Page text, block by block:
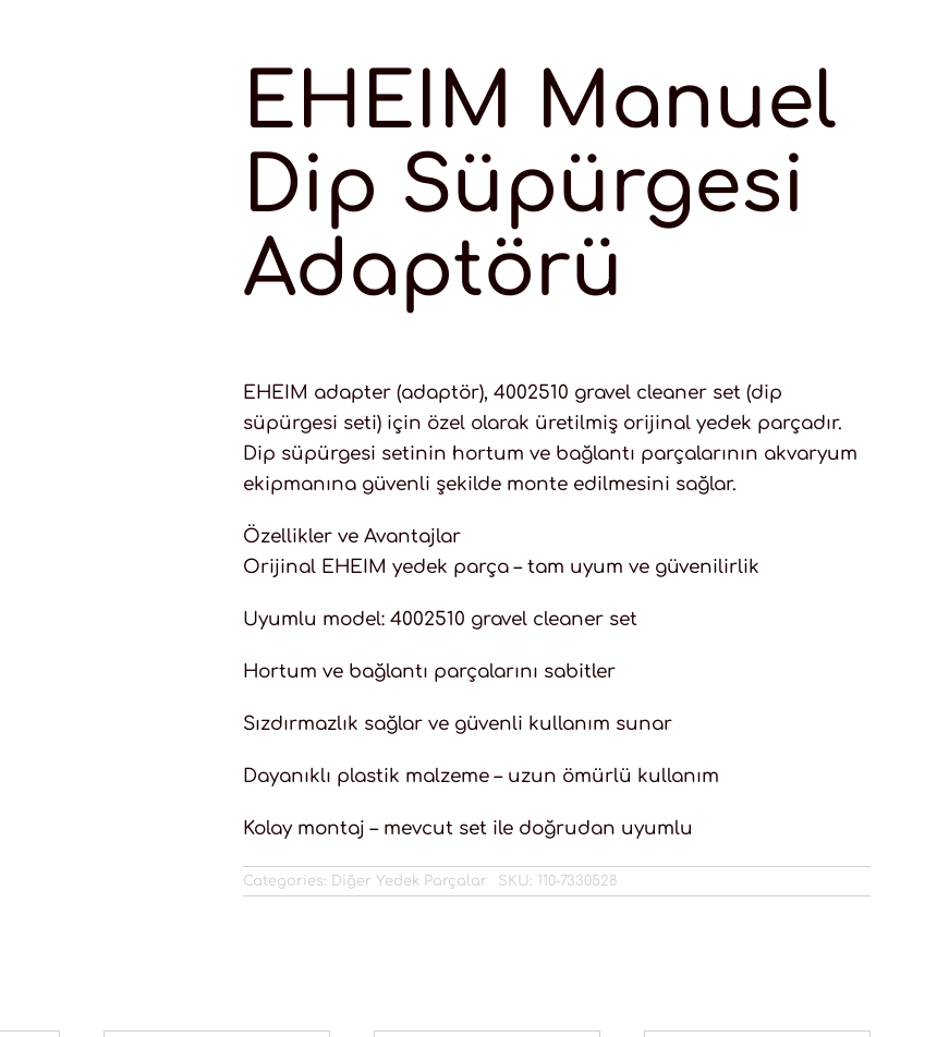
EHEIM Manuel
Dip Süpürgesi
Adaptörü
EHEIM adapter (adaptör), 4002510 gravel cleaner set (dip
süpürgesi seti) için özel olarak üretilmiş orijinal yedek parçadır.
Dip süpürgesi setinin hortum ve bağlantı parçalarının akvaryum
ekipmanına güvenli şekilde monte edilmesini sağlar.
Özellikler ve Avantajlar
Orijinal EHEIM yedek parça – tam uyum ve güvenilirlik
Uyumlu model: 4002510 gravel cleaner set
Hortum ve bağlantı parçalarını sabitler
Sızdırmazlık sağlar ve güvenli kullanım sunar
Dayanıklı plastik malzeme – uzun ömürlü kullanım
Kolay montaj – mevcut set ile doğrudan uyumlu
Categories: Diğer Yedek Parçalar SKU: 110-7330528